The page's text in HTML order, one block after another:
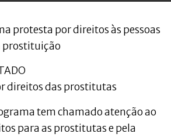
protesta por direitos às pessoas
prostituição
direitos das prostitutas
tem chamado atenção ao
para as prostitutas e pela